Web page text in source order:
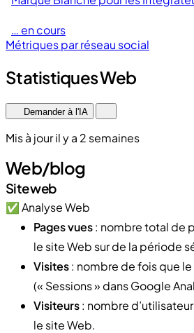
… en cours
Métriques par réseau social
Statistiques Web
Demander à l'IA
Mis à jour il y a 2 semaines
Web/blog
Site web
✅ Analyse Web
Pages vues: nombre total de
le site Web sur de la période
Visites: nombre de fois que
(« Sessions » dans Google
Visiteurs: nombre
le site Web.